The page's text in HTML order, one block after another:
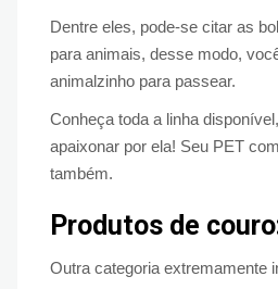
Dentre eles, pode-se citar as
para animais, desse modo,
animalzinho para passear.
Conheça toda a linha
apaixonar por ela! Seu PET
também.
Produtos de
Outra categoria extremamente